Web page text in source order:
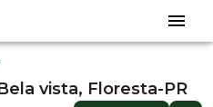
vista, Floresta-PR